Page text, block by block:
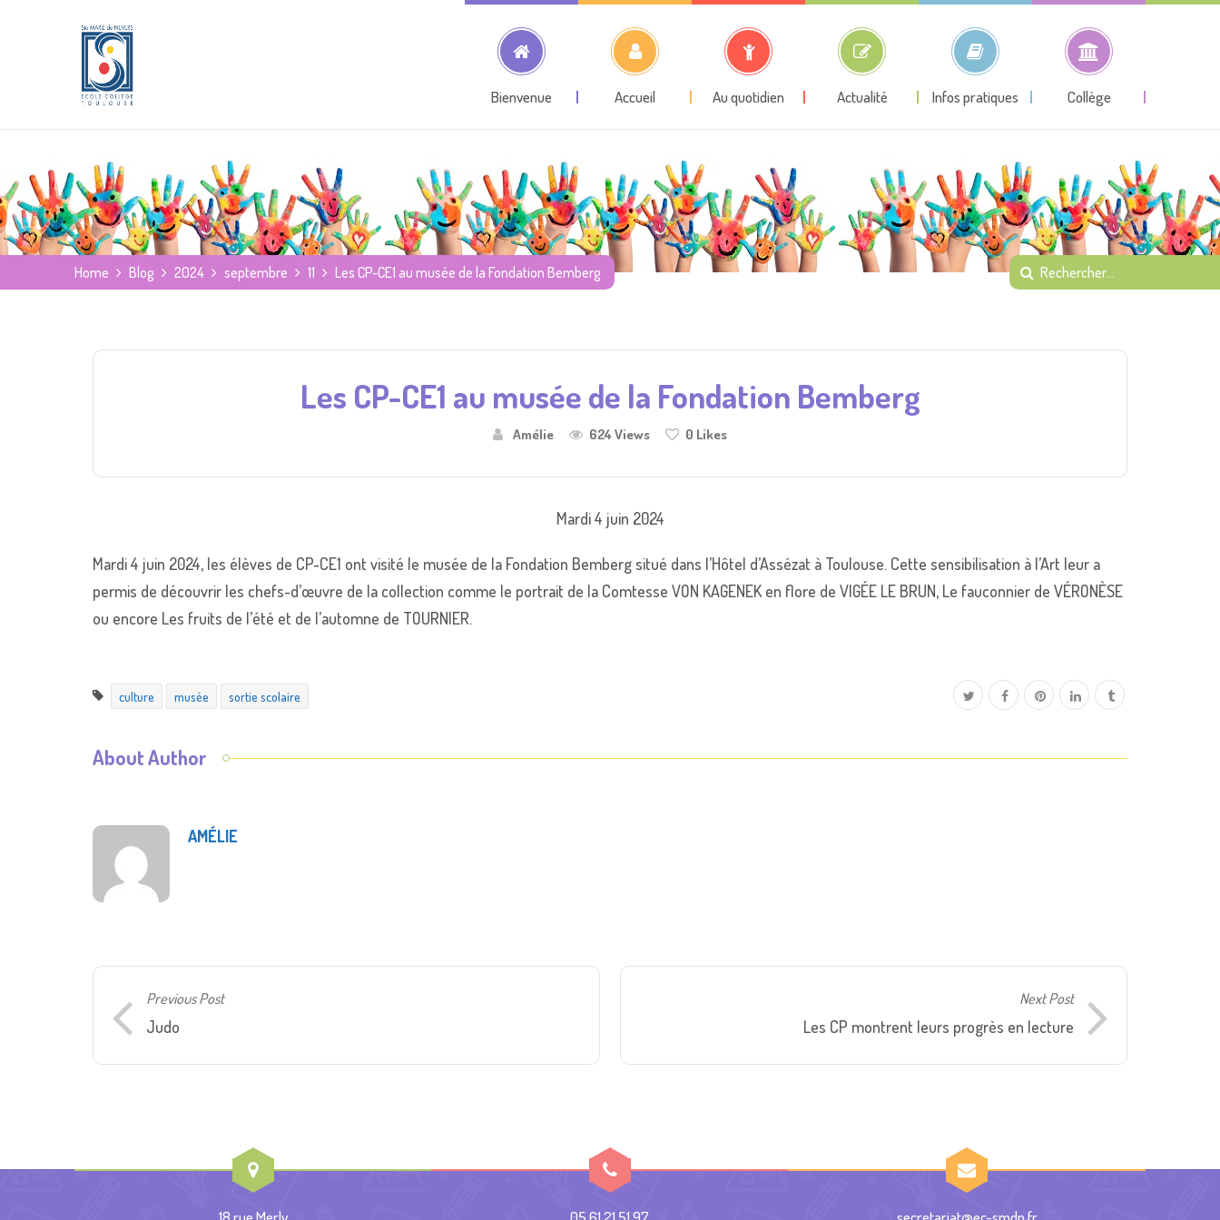
Bienvenue Accueil Au quotidien Actualité Infos pratiques Collège
Home Blog 2024 septembre 11 Les CP-CE1 au musée de la Fondation Bemberg
Les CP-CE1 au musée de la Fondation Bemberg
Amélie 624 Views 0 Likes
Mardi 4 juin 2024
Mardi 4 juin 2024, les élèves de CP-CE1 ont visité le musée de la Fondation Bemberg situé dans l’Hôtel d’Assézat à Toulouse. Cette sensibilisation à l’Art leur a
permis de découvrir les chefs-d’œuvre de la collection comme le portrait de la Comtesse VON KAGENEK en flore de VIGÉE LE BRUN, Le fauconnier de VÉRONÈSE
ou encore Les fruits de l’été et de l’automne de TOURNIER.
culture musée sortie scolaire
About Author
AMÉLIE
Previous Post
Judo
Next Post
Les CP montrent leurs progrès en lecture